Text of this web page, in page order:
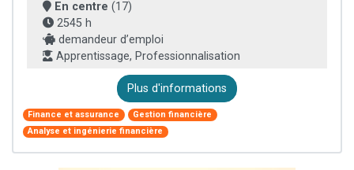
En centre (17)
2545 h
demandeur d’emploi
Apprentissage, Professionnalisation
Plus d'informations
Finance et assurance
Gestion financière
Analyse et ingénierie financière